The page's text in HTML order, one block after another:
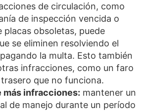
de circulación, como
de inspección vencida o
placas obsoletas, puede
se eliminen resolviendo el
la multa. Esto también
infracciones, como un faro
que no funciona.
más infracciones: mantener un
de manejo durante un período